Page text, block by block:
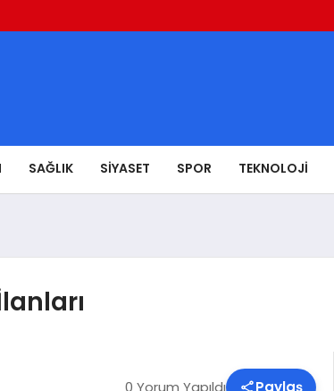
SAĞLIK SIYASET SPOR TEKNOLOJI
0 Yorum Yapıldı Paylaş